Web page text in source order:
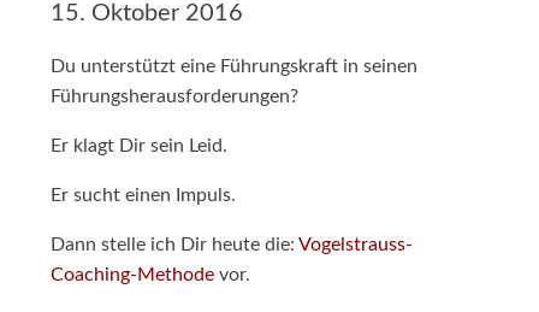
15. Oktober 2016
Du unterstützt eine Führungskraft in seinen
Führungsherausforderungen?
Er klagt Dir sein Leid.
Er sucht einen Impuls.
Dann stelle ich Dir heute die: Vogelstrauss-
Coaching-Methode vor.